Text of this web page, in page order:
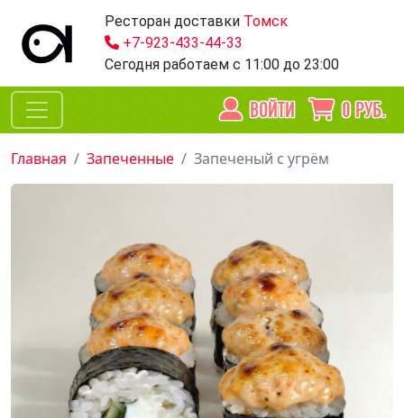
Ресторан доставки Томск
+7-923-433-44-33
Сегодня работаем с 11:00 до 23:00
ВОЙТИ 0РУБ.
Главная Запеченные Запеченый с угрём